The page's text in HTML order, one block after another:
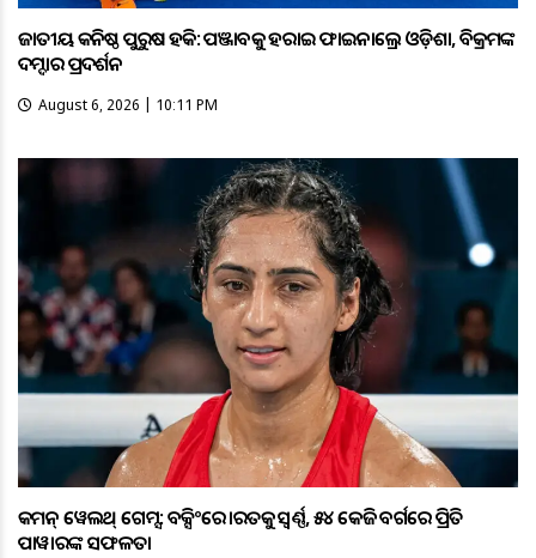
ଜାତୀୟ କନିଷ୍ଠ ପୁରୁଷ ହକି: ପଞ୍ଜାବକୁ ହରାଇ ଫାଇନାଲ୍ରେ ଓଡ଼ିଶା, ବିକ୍ରମଙ୍କ
ଦମ୍ଦାର ପ୍ରଦର୍ଶନ
August 6, 2026 | 10:11 PM
କମନ୍ ୱେଲଥ୍ ଗେମ୍ସ: ବକ୍ସିଂରେ ଭାରତକୁ ସ୍ବର୍ଣ୍ଣ, ୫୪ କେଜି ବର୍ଗରେ ପ୍ରିତି
ପାୱାରଙ୍କ ସଫଳତା